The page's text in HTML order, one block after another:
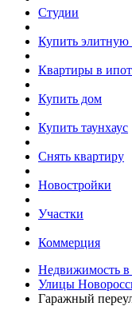
Студии
Купить элитную
Квартиры в
Купить дом
Купить таунхаус
Снять квартиру
Новостройки
Участки
Коммерция
Недвижимость в
Улицы
Гаражный